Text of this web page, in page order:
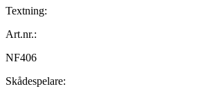
Textning:
Art.nr.:
NF406
Skådespelare: